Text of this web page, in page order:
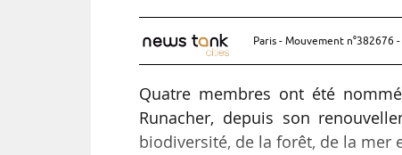
Paris - Mouvement n°382676
Quatre membres ont été
Runacher, depuis son
biodiversité, de la forêt, de la mer